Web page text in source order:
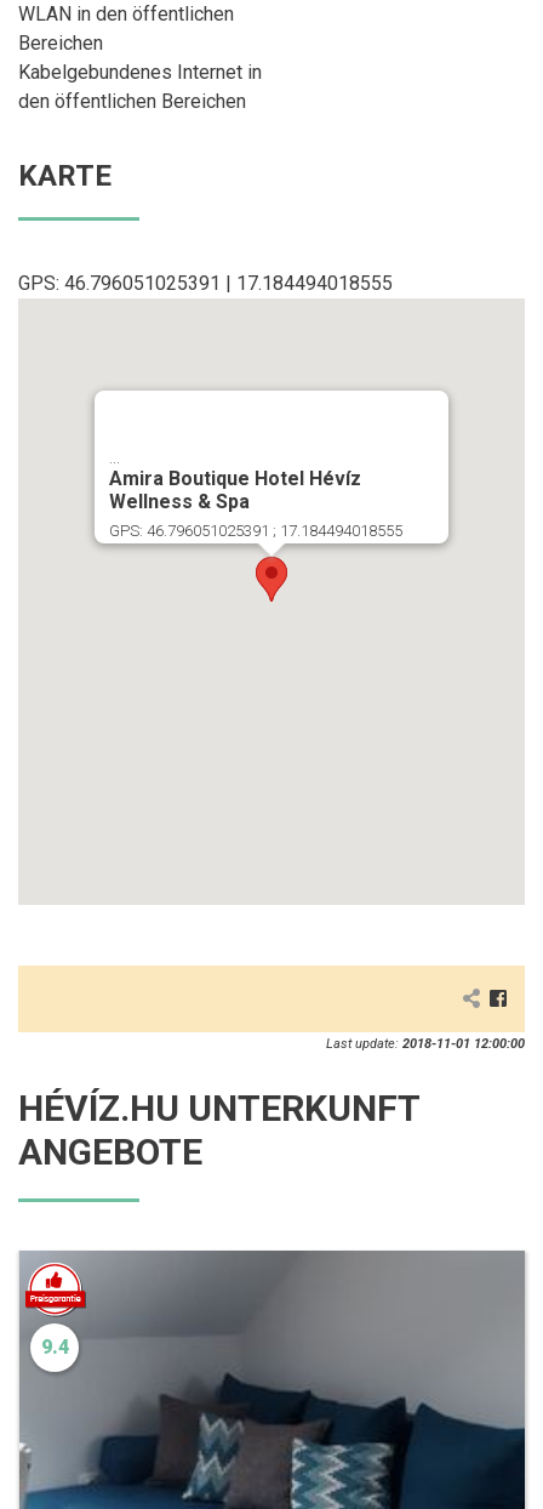
WLAN in den öffentlichen
Bereichen
Kabelgebundenes Internet in
den öffentlichen Bereichen
KARTE
GPS: 46.796051025391 | 17.184494018555
Amira Boutique Hotel Hévíz
Wellness & Spa
GPS: 46.796051025391 ; 17.184494018555
Last update: 2018-11-01 12:00:00
HÉVÍZ.HU UNTERKUNFT
ANGEBOTE
9.4